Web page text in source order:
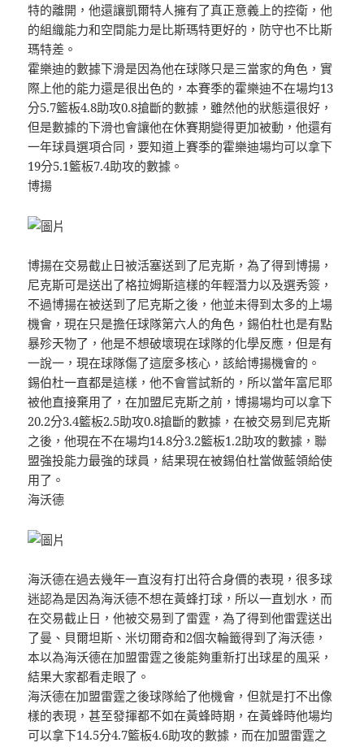
特的離開，他還讓凱爾特人擁有了真正意義上的控衛，他
的組織能力和空間能力是比斯瑪特更好的，防守也不比斯
瑪特差。
霍樂迪的數據下滑是因為他在球隊只是三當家的角色，實
際​​上他的能力還是很出色的，本賽季的霍樂迪不在場均13
分5.7籃板4.8助攻0.8搶斷的數據，雖然他的狀態還很好，
但是數據的下滑也會讓他在休賽期變得更加被動，他還有
一年球員選項合同，要知道上賽季的霍樂迪場均可以拿下
19分5.1籃板7.4助攻的數據。
博揚
博揚在交易截止日被活塞送到了尼克斯，為了得到博揚，
尼克斯可是送出了格拉姆斯這樣的年輕潛力以及選秀簽，
不過博揚在被送到了尼克斯之後，他並未得到太多的上場
機會，現在只是擔任球隊第六人的角色，錫伯杜也是有點
暴殄天物了，他是不想破壞現在球隊的化學反應，但是有
一說一，現在球隊傷了這麼多核心，該給博揚機會的。
錫伯杜一直都是這樣，他不會嘗試新的，所以當年富尼耶
被他直接棄用了，在加盟尼克斯之前，博揚場均可以拿下
20.2分3.4籃板2.5助攻0.8搶斷的數據，在被交易到尼克斯
之後，他現在不在場均14.8分3.2籃板1.2助攻的數據，聯
盟強投能力最強的球員，結果現在被錫伯杜當做藍領給使
用了。
海沃德
海沃德在過去幾年一直沒有打出符合身價的表現，很多球
迷認為是因為海沃德不想在黃蜂打球，所以一直划水，而
在交易截止日，他被交易到了雷霆，為了得到他雷霆送出
了曼、貝爾坦斯、米切爾奇和2個次輪籤得到了海沃德，
本以為海沃德在加盟雷霆之後能夠重新打出球星的風采，
結果大家都看走眼了。
海沃德在加盟雷霆之後球隊給了他機會，但就是打不出像
樣的表現，甚至發揮都不如在黃蜂時期，在黃蜂時他場均
可以拿下14.5分4.7籃板4.6助攻的數據，而在加盟雷霆之